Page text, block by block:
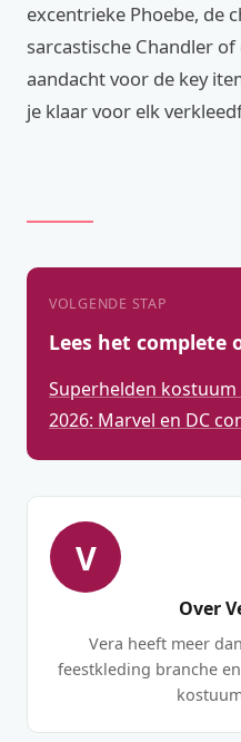
excentrieke Phoebe, de
sarcastische Chandler
aandacht voor de key
je klaar voor elk
VOLGENDE STAP
Lees het complete
Superhelden
2026: Marvel en DC
V
Over
Vera heeft meer
feestkleding branche